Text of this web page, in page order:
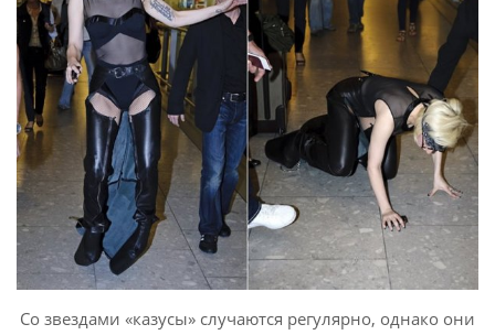
Со звездами «казусы» случаются регулярно, однако они